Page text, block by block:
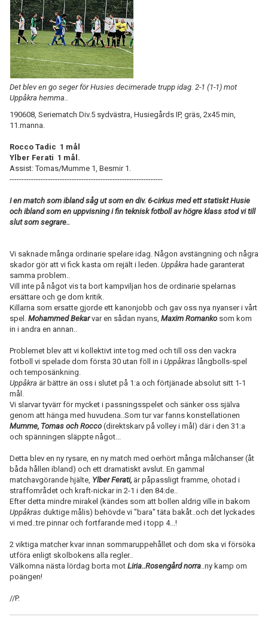
Det blev en go seger för Husies decimerade trupp idag. 2-1 (1-1) mot
Uppåkra hemma..
190608, Seriematch Div.5 sydvästra, Husiegårds IP, gräs, 2x45 min,
11.manna.
Rocco Tadic 1 mål
Ylber Ferati 1 mål.
Assist: Tomas/Mumme 1, Besmir 1.
----------------------------------------------------------------
I en match som ibland såg ut som en div. 6-cirkus med ett statiskt Husie
och ibland som en uppvisning i fin teknisk fotboll av högre klass stod vi till
slut som segrare..
Vi saknade många ordinarie spelare idag. Någon avstängning och några
skador gör att vi fick kasta om rejält i leden. Uppåkra hade garanterat
samma problem..
Vill inte på något vis ta bort kampviljan hos de ordinarie spelarnas
ersättare och ge dom kritik.
Killarna som ersatte gjorde ett kanonjobb och gav oss nya nyanser i vårt
spel. Mohammed Bekarvar en sådan nyans, Maxim Romanko som kom
in i andra en annan..
Problemet blev att vi kollektivt inte tog med och till oss den vackra
fotboll vi spelade dom första 30 utan föll in i Uppåkras långbolls-spel
och temposänkning.
Uppåkra är bättre än oss i slutet på 1:a och förtjänade absolut sitt 1-1
mål.
Vi slarvar tyvärr för mycket i passningsspelet och sänker oss själva
genom att hänga med huvudena..Som tur var fanns konstellationen
Mumme, Tomas och Rocco (direktskarv på volley i mål) där i den 31:a
och spänningen släppte något...
Detta blev en ny rysare, en ny match med oerhört många målchanser (åt
båda hållen ibland) och ett dramatiskt avslut. En gammal
matchavgörande hjälte, Ylber Ferati, är påpassligt framme, ohotad i
straffområdet och kraft-nickar in 2-1 i den 84:de..
Efter detta mindre mirakel (kändes som att bollen aldrig ville in bakom
Uppåkras duktige målis) behövde vi "bara" täta bakåt..och det lyckades
vi med..tre pinnar och fortfarande med i topp 4...!
2 viktiga matcher kvar innan sommaruppehållet och dom ska vi försöka
utföra enligt skolbokens alla regler..
Välkomna nästa lördag borta mot Liria..Rosengård norra..ny kamp om
poängen!
//P.